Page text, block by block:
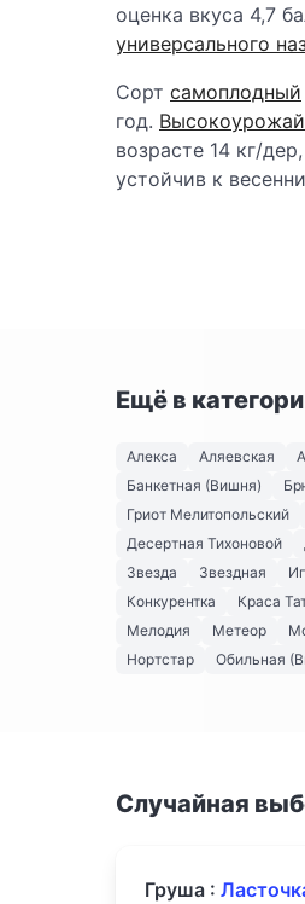
оценка вкуса 4,7
универсального
Сорт самоплодный
год.
возрасте 14 кг/
устойчив к
Ещё в
Алекса Аляевская
Банкетная (Вишня)
Гриот Мелитопольский
Десертная Тихоновой
Звезда
Звездная
Конкурентка
Краса
Мелодия
Метеор
Нортстар
Обильная
Случайная
Груша :